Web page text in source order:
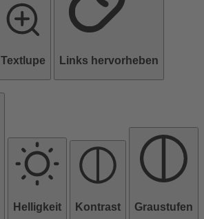
Textlupe Links hervorheben
Helligkeit Kontrast Graustufen